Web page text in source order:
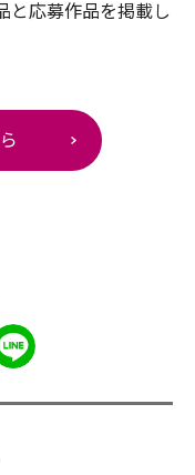
品と応募作品を掲載し